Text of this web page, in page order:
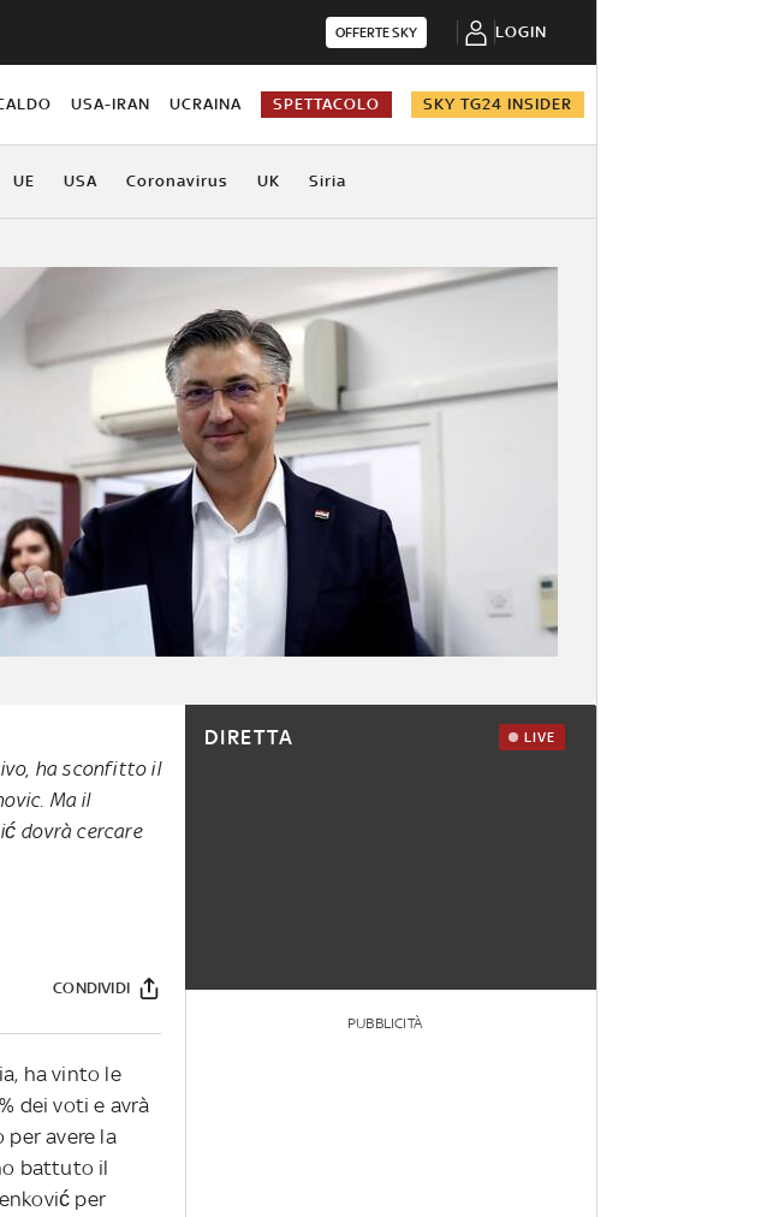
OFFERTE SKY LOGIN
USA-IRAN UCRAINA SPETTACOLO SKY TG24 INSIDER
UE USA Coronavirus UK Siria
ha sconfitto il
Ma il
dovrà cercare
CONDIVIDI
ha vinto le
dei voti e avrà
avere la
battuto il
per
DIRETTA LIVE
PUBBLICITÀ